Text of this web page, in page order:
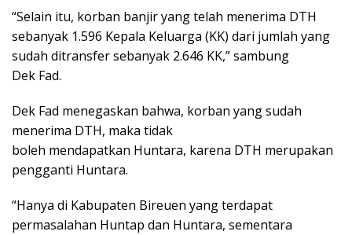
“Selain itu, korban banjir yang telah menerima DTH
sebanyak 1.596 Kepala Keluarga (KK) dari jumlah yang
sudah ditransfer sebanyak 2.646 KK,” sambung
Dek Fad.
Dek Fad menegaskan bahwa, korban yang sudah
menerima DTH, maka tidak
boleh mendapatkan Huntara, karena DTH merupakan
pengganti Huntara.
“Hanya di Kabupaten Bireuen yang terdapat
permasalahan Huntap dan Huntara, sementara